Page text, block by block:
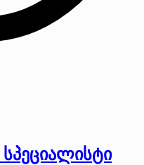
სპეციალისტი